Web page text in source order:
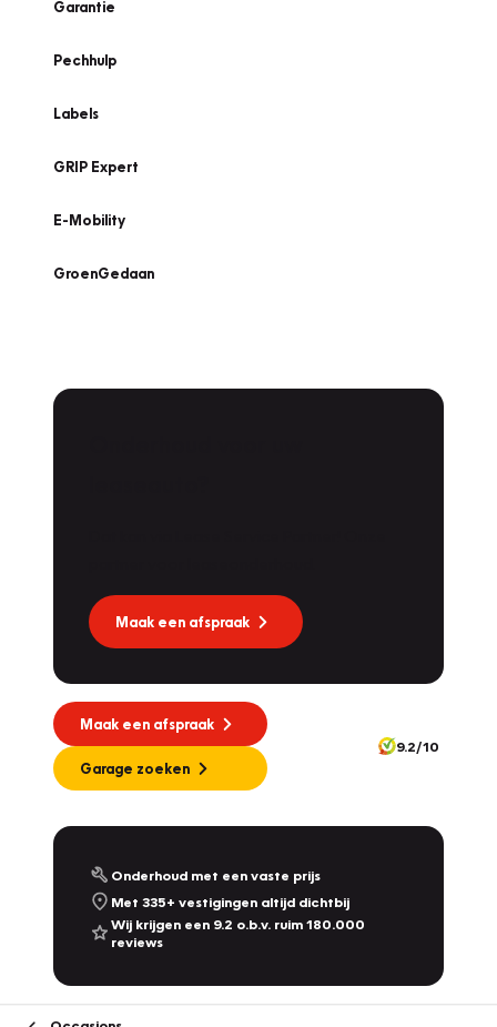
Garantie
Pechhulp
Labels
GRIP Expert
E-Mobility
GroenGedaan
Maak een afspraak
Maak een afspraak
Garage zoeken
9.2/10
Onderhoud met een vaste prijs
Met 335+ vestigingen altijd dichtbij
Wij krijgen een 9.2 o.b.v. ruim 180.000
reviews